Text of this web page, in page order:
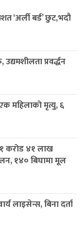
‘अर्ली बर्ड’ छुट,भदौ
प्रवर्द्धन
महिलाको मृत्यु, ६
१ करोड ४१ लाख
१४० बिघामा मूल
लाइसेन्स, बिना दर्ता